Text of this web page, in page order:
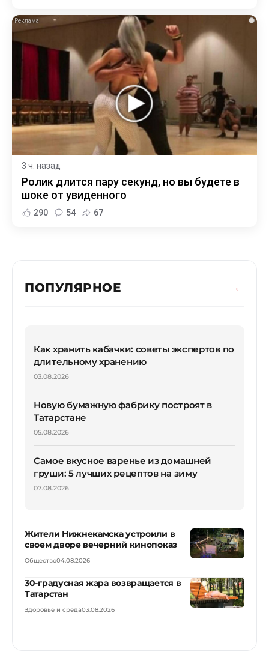
i
3 ч. назад
Ролик длится пару секунд, но вы будете в
шоке от увиденного
290 54 67
ПОПУЛЯРНОЕ
Как хранить кабачки: советы экспертов по
длительному хранению
03.08.2026
Новую бумажную фабрику построят в
Татарстане
05.08.2026
Самое вкусное варенье из домашней
груши: 5 лучших рецептов на зиму
07.08.2026
Жители Нижнекамска устроили в
своем дворе вечерний кинопоказ
Общество04.08.2026
30-градусная жара возвращается в
Татарстан
Здоровье и среда03.08.2026